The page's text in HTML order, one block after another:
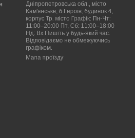
Дніпропетровська обл., місто
Кам'янське, б.Героїв, будинок 4,
корпус Тр. місто Графік: Пн-Чт:
11:00–20:00 Пт, Сб: 11:00–18:00
Нд: Вх Пишіть у будь-який час.
Відповідаємо не обмежуючись
графіком.
Мапа проїзду